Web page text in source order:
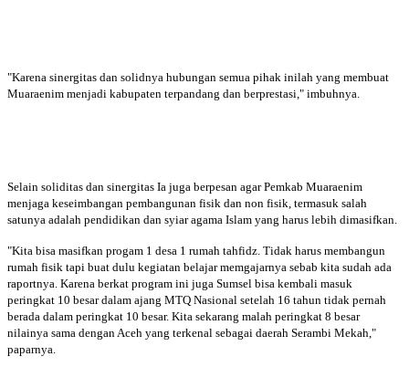
"Karena sinergitas dan solidnya hubungan semua pihak inilah yang membuat
Muaraenim menjadi kabupaten terpandang dan berprestasi," imbuhnya.
Selain soliditas dan sinergitas Ia juga berpesan agar Pemkab Muaraenim
menjaga keseimbangan pembangunan fisik dan non fisik, termasuk salah
satunya adalah pendidikan dan syiar agama Islam yang harus lebih dimasifkan.
"Kita bisa masifkan progam 1 desa 1 rumah tahfidz. Tidak harus membangun
rumah fisik tapi buat dulu kegiatan belajar memgajarnya sebab kita sudah ada
raportnya. Karena berkat program ini juga Sumsel bisa kembali masuk
peringkat 10 besar dalam ajang MTQ Nasional setelah 16 tahun tidak pernah
berada dalam peringkat 10 besar. Kita sekarang malah peringkat 8 besar
nilainya sama dengan Aceh yang terkenal sebagai daerah Serambi Mekah,"
paparnya.